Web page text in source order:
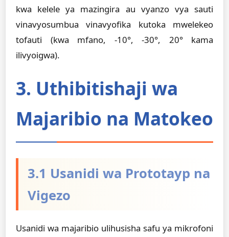
kwa kelele ya mazingira au vyanzo vya sauti
vinavyosumbua vinavyofika kutoka mwelekeo
tofauti (kwa mfano, -10°, -30°, 20° kama
ilivyoigwa).
3. Uthibitishaji wa
Majaribio na Matokeo
3.1 Usanidi wa Prototayp na
Vigezo
Usanidi wa majaribio ulihusisha safu ya mikrofoni